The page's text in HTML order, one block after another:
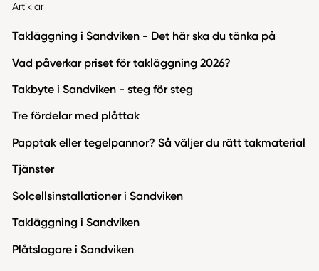
Artiklar
Takläggning i Sandviken - Det här ska du tänka på
Vad påverkar priset för takläggning 2026?
Takbyte i Sandviken - steg för steg
Tre fördelar med plåttak
Papptak eller tegelpannor? Så väljer du rätt takmaterial
Tjänster
Solcellsinstallationer i Sandviken
Takläggning i Sandviken
Plåtslagare i Sandviken